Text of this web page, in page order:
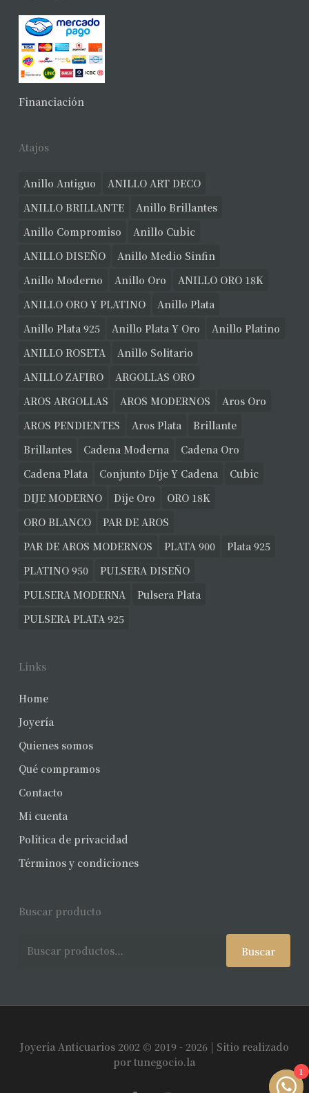
Financiación
Atajos
Anillo Antiguo
ANILLO ART DECO
ANILLO BRILLANTE
Anillo Brillantes
Anillo Compromiso
Anillo Cubic
ANILLO DISEÑO
Anillo Medio Sinfin
Anillo Moderno
Anillo Oro
ANILLO ORO 18K
ANILLO ORO Y PLATINO
Anillo Plata
Anillo Plata 925
Anillo Plata Y Oro
Anillo Platino
ANILLO ROSETA
Anillo Solitario
ANILLO ZAFIRO
ARGOLLAS ORO
AROS ARGOLLAS
AROS MODERNOS
Aros Oro
AROS PENDIENTES
Aros Plata
Brillante
Brillantes
Cadena Moderna
Cadena Oro
Cadena Plata
Conjunto Dije Y Cadena
Cubic
DIJE MODERNO
Dije Oro
ORO 18K
ORO BLANCO
PAR DE AROS
PAR DE AROS MODERNOS
PLATA 900
Plata 925
PLATINO 950
PULSERA DISEÑO
PULSERA MODERNA
Pulsera Plata
PULSERA PLATA 925
Links
Home
Joyería
Quienes somos
Qué compramos
Contacto
Mi cuenta
Política de privacidad
Términos y condiciones
Buscar producto
Buscar
Joyería Anticuarios 2002 © 2019 - 2026 | Sitio realizado
portunegocio.la
1